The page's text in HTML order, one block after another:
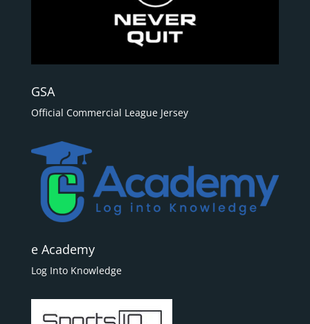
GSA
Official Commercial League Jersey
e Academy
Log Into Knowledge